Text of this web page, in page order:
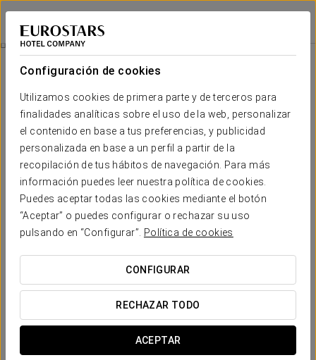
Configuración de cookies
Utilizamos cookies de primera parte y de terceros para
finalidades analíticas sobre el uso de la web, personalizar
el contenido en base a tus preferencias, y publicidad
personalizada en base a un perfil a partir de la
recopilación de tus hábitos de navegación. Para más
información puedes leer nuestra política de cookies.
Puedes aceptar todas las cookies mediante el botón
“Aceptar” o puedes configurar o rechazar su uso
pulsando en “Configurar”.
Política de cookies
CONFIGURAR
RECHAZAR TODO
ACEPTAR
Eurostars Al-Ándalus Palace
SEVILLA
Experiencia Confort
20 €
Experiencia Confort
Descubre el placer de desconectar y dejarte envolver por el
confort que mereces. Esta promoción incluye:
- Early check in (bajo disponibilidad)
- Late check out (hasta las 14:00, bajo disponibilidad)
- Fruta fresca en la habitación